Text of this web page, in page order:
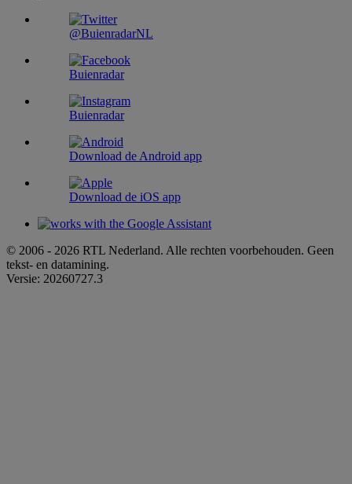
@BuienradarNL
Buienradar
Buienradar
Download de Android app
Download de iOS app
© 2006 - 2026 RTL Nederland. Alle rechten voorbehouden. Geen
tekst- en datamining.
Versie: 20260727.3